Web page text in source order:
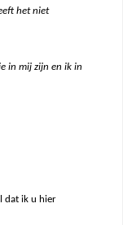
het niet
in mij zijn en ik in
dat ik u hier